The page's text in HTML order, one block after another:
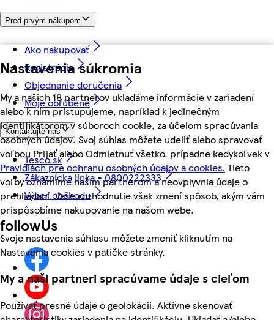
Nastavenia súkromia
My a našich 18 partnerov ukladáme informácie v zariadení
alebo k nim pristupujeme, napríklad k jedinečným
identifikátorom v súboroch cookie, za účelom spracúvania
osobných údajov. Svoj súhlas môžete udeliť alebo spravovať
voľbou Prijať alebo Odmietnuť všetko, prípadne kedykoľvek v
Pravidlách pre ochranu osobných údajov a cookies. Tieto
voľby oznámime našim partnerom a neovplyvnia údaje o
prehliadaní. Vaše rozhodnutie však zmení spôsob, akým vám
prispôsobíme nakupovanie na našom webe.
Svoje nastavenia súhlasu môžete zmeniť kliknutím na
Nastavenia cookies v pätičke stránky.
My a naši partneri spracúvame údaje s cieľom
Používať presné údaje o geolokácii. Aktívne skenovať
Pred prvým nákupom
Ako nakupovať
Registrácia
Objednanie doručenia
Moje obľúbené
Kontaktujte nás
Tesco.sk
Zákaznícka linka - 0800222333
Výber obchodu
followUs